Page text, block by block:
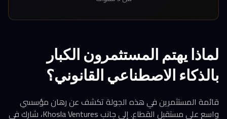
لماذا يهتم المستثمرون الكبار
بالذكاء الاصطناعي القانوني؟
قائمة المستثمرين في هذه الجولة تكشف عن رهان مؤسسي
واسع على مستقبل القطاع. إلى جانب Khosla Ventures، شارك في